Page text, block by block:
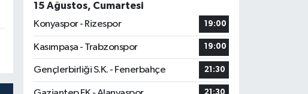
15 Ağustos, Cumartesi
Konyaspor - Rizespor
19:00
Kasımpaşa - Trabzonspor 19:00
Gençlerbirliği S.K. - Fenerbahçe 21:30